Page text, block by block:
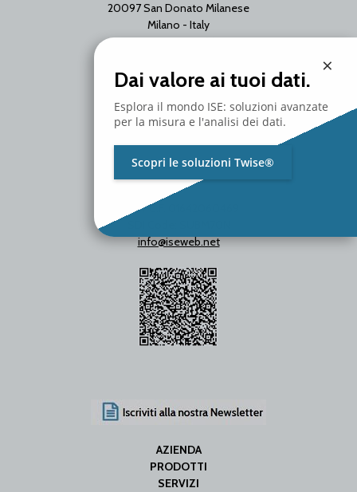
20097 San Donato Milanese
Milano - Italy
T. +39 02 2153663
P.Iva / C.F. 01642060469
info@iseweb.net
AZIENDA
PRODOTTI
SERVIZI
×
Dai valore ai tuoi dati.
Esplora il mondo ISE: soluzioni avanzate
per la misura e l'analisi dei dati.
Scopri le soluzioni Twise®